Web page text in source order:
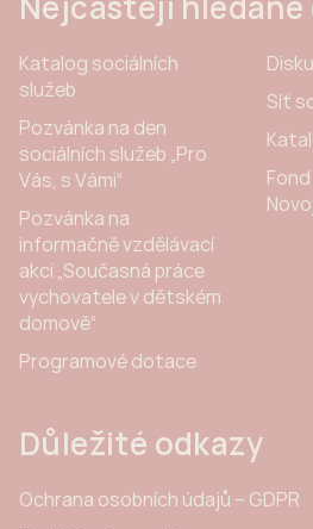
Katalog sociálních
služeb
Pozvánka na den
sociálních služeb „Pro
Vás, s Vámi“
Pozvánka na
informačně vzdělávací
akci „Současná práce
vychovatele v dětském
domově“
Programové dotace
Síť
Důležité odkazy
Ochrana osobních údajů – GDPR